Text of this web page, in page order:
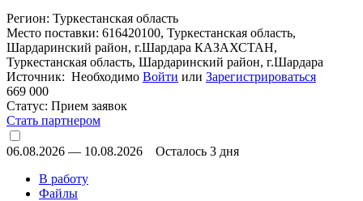
Регион: Туркестанская область
Место поставки: 616420100, Туркестанская область,
Шардаринский район, г.Шардара КАЗАХСТАН,
Туркестанская область, Шардаринский район, г.Шардара
Источник: Необходимо Войти или Зарегистрироваться
669 000
Статус: Прием заявок
Стать партнером
06.08.2026 — 10.08.2026
Осталось 3 дня
В работу
Файлы